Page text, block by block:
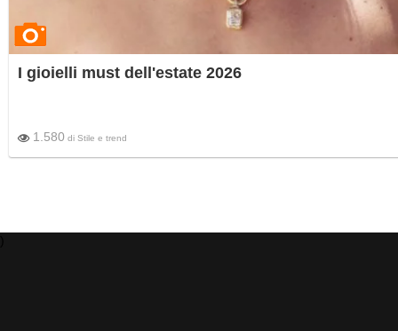
I gioielli must dell'estate 2026
1.580 di Stile e trend